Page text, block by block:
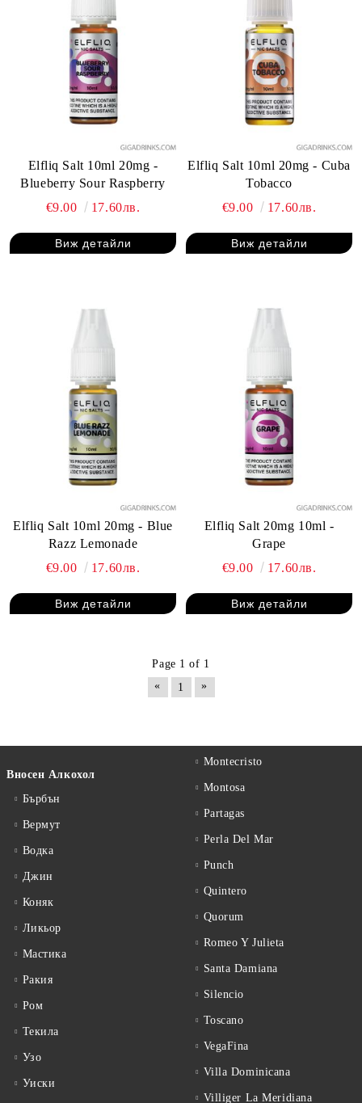
Elfliq Salt 10ml 20mg -
Blueberry Sour Raspberry
€9.00
17.60лв.
Виж детайли
Elfliq Salt 10ml 20mg - Cuba
Tobacco
€9.00
17.60лв.
Виж детайли
Elfliq Salt 10ml 20mg - Blue
Razz Lemonade
€9.00
17.60лв.
Виж детайли
Elfliq Salt 20mg 10ml -
Grape
€9.00
17.60лв.
Виж детайли
Page 1 of 1
«
1 »
Вносен Алкохол
Бърбън
Вермут
Водка
Джин
Коняк
Ликьор
Мастика
Ракия
Ром
Текила
Узо
Уиски
Montecristo
Montosa
Partagas
Perla Del Mar
Punch
Quintero
Quorum
Romeo Y Julieta
Santa Damiana
Silencio
Toscano
VegaFina
Villa Dominicana
Villiger La Meridiana